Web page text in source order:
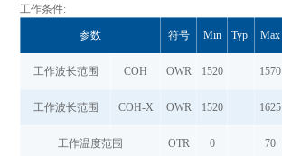
工作条件:
参数 符号 Min Typ. Max
工作波长范围 COH OWR 1520 1570
工作波长范围 COH-X OWR 1520 1625
工作温度范围 OTR 0 70